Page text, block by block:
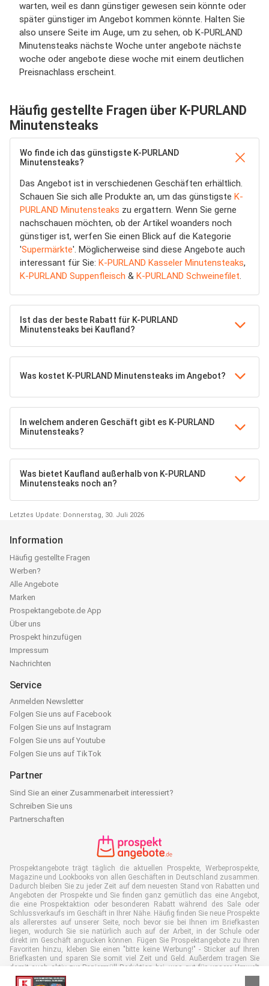
warten, weil es dann günstiger gewesen sein könnte oder
später günstiger im Angebot kommen könnte. Halten Sie
also unsere Seite im Auge, um zu sehen, ob K-PURLAND
Minutensteaks nächste Woche unter angebote nächste
woche oder angebote diese woche mit einem deutlichen
Preisnachlass erscheint.
Häufig gestellte Fragen über K-PURLAND
Minutensteaks
Wo finde ich das günstigste K-PURLAND
Minutensteaks?
Das Angebot ist in verschiedenen Geschäften erhältlich.
Schauen Sie sich alle Produkte an, um das günstigste K-
PURLAND Minutensteaks zu ergattern. Wenn Sie gerne
nachschauen möchten, ob der Artikel woanders noch
günstiger ist, werfen Sie einen Blick auf die Kategorie
'Supermärkte'. Möglicherweise sind diese Angebote auch
interessant für Sie: K-PURLAND Kasseler Minutensteaks,
K-PURLAND Suppenfleisch & K-PURLAND Schweinefilet.
Ist das der beste Rabatt für K-PURLAND
Minutensteaks bei Kaufland?
Was kostet K-PURLAND Minutensteaks im Angebot?
In welchem anderen Geschäft gibt es K-PURLAND
Minutensteaks?
Was bietet Kaufland außerhalb von K-PURLAND
Minutensteaks noch an?
Letztes Update: Donnerstag, 30. Juli 2026
Information
Häufig gestellte Fragen
Werben?
Alle Angebote
Marken
Prospektangebote.de App
Über uns
Prospekt hinzufügen
Impressum
Nachrichten
Service
Anmelden Newsletter
Folgen Sie uns auf Facebook
Folgen Sie uns auf Instagram
Folgen Sie uns auf Youtube
Folgen Sie uns auf TikTok
Partner
Sind Sie an einer Zusammenarbeit interessiert?
Schreiben Sie uns
Partnerschaften
Prospektangebote trägt täglich die aktuellen Prospekte, Werbeprospekte,
Magazine und Lookbooks von allen Geschäften in Deutschland zusammen.
Dadurch bleiben Sie zu jeder Zeit auf dem neuesten Stand von Rabatten und
Angeboten der Prospekte und Sie finden ganz gemütlich das eine Angebot,
die eine Prospektaktion oder besonderen Rabatt während des Sale oder
Schlussverkaufs im Geschäft in Ihrer Nähe. Häufig finden Sie neue Prospekte
als allererstes auf unserer Seite, noch bevor sie bei Ihnen im Briefkasten
liegen, wodurch Sie sie natürlich auch auf der Arbeit, in der Schule oder
direkt im Geschäft angucken können. Fügen Sie Prospektangebote zu Ihren
Favoriten hinzu, kleben Sie einen "bitte keine Werbung!" - Sticker auf Ihren
Briefkasten und sparen Sie somit viel Zeit und Geld. Außerdem tragen Sie
damit auch aktiv zur Papiermüll Reduktion bei, was gut für unsere Umwelt
ist.